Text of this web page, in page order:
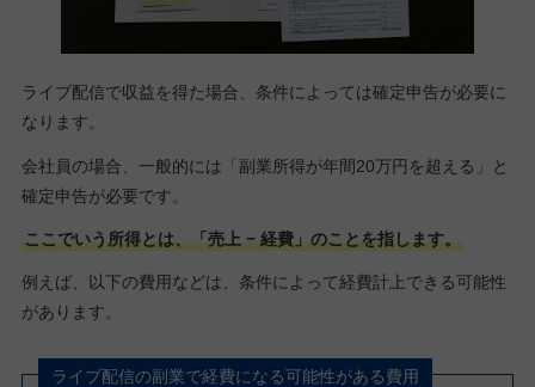
ライブ配信で収益を得た場合、条件によっては確定申告が必要に
なります。
会社員の場合、一般的には「副業所得が年間20万円を超える」と
確定申告が必要です。
ここでいう所得とは、「売上 − 経費」のことを指します。
例えば、以下の費用などは、条件によって経費計上できる可能性
があります。
ライブ配信の副業で経費になる可能性がある費用